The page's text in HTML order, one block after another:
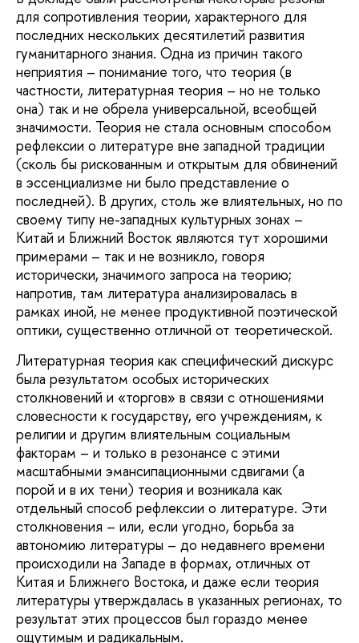
для сопротивления теории, характерного для
последних нескольких десятилетий развития
гуманитарного знания. Одна из причин такого
неприятия – понимание того, что теория (в
частности, литературная теория – но не только
она) так и не обрела универсальной, всеобщей
значимости. Теория не стала основным способом
рефлексии о литературе вне западной традиции
(сколь бы рискованным и открытым для обвинений
в эссенциализме ни было представление о
последней). В других, столь же влиятельных, но по
своему типу не-западных культурных зонах –
Китай и Ближний Восток являются тут хорошими
примерами – так и не возникло, говоря
исторически, значимого запроса на теорию;
напротив, там литература анализировалась в
рамках иной, не менее продуктивной поэтической
оптики, существенно отличной от теоретической.
Литературная теория как специфический дискурс
была результатом особых исторических
столкновений и «торгов» в связи с отношениями
словесности к государству, его учреждениям, к
религии и другим влиятельным социальным
факторам – и только в резонансе с этими
масштабными эмансипационными сдвигами (а
порой и в их тени) теория и возникала как
отдельный способ рефлексии о литературе. Эти
столкновения – или, если угодно, борьба за
автономию литературы – до недавнего времени
происходили на Западе в формах, отличных от
Китая и Ближнего Востока, и даже если теория
литературы утверждалась в указанных регионах, то
результат этих процессов был гораздо менее
ощутимым и радикальным.